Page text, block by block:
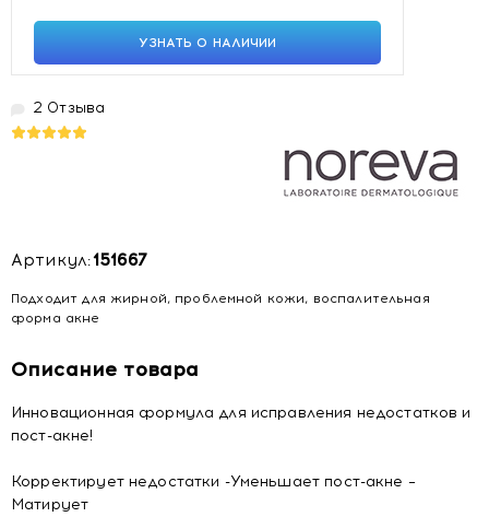
УЗНАТЬ О НАЛИЧИИ
2 Отзыва
Артикул:151667
Подходит для жирной, проблемной кожи, воспалительная
форма акне
Описание товара
Инновационная формула для исправления недостатков и
пост-акне!
Корректирует недостатки -Уменьшает пост-акне –
Матирует